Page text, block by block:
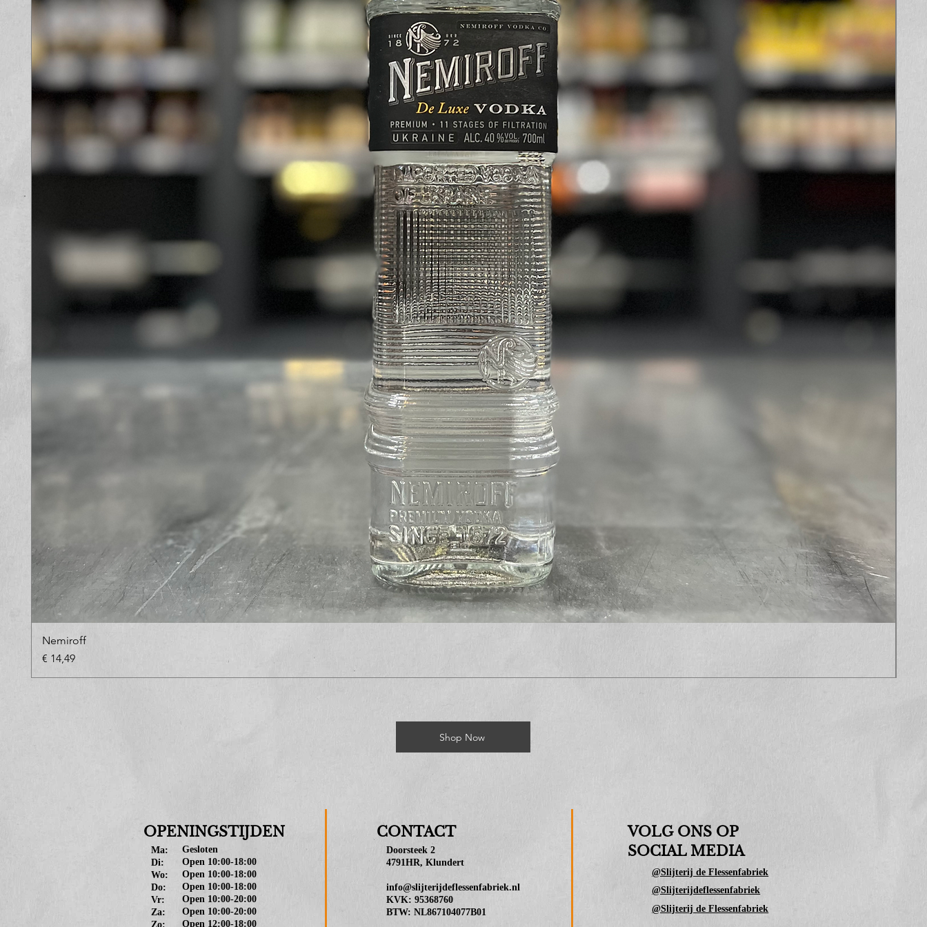
Nemiroff
Prijs
€ 14,49
Shop Now
OPENINGSTIJDEN
Ma:
Di:
Wo:
Do:
Vr:
Za:
Zo:
Gesloten
Open 10:00-18:00
Open 10:00-18:00
Open 10:00-18:00
Open 10:00-20:00
Open 10:00-20:00
Open 12:00-18:00
CONTACT
Doorsteek 2
4791HR, Klundert
info@slijterijdeflessenfabriek.nl
KVK: 95368760
BTW: NL867104077B01
VOLG ONS OP
SOCIAL MEDIA
@Slijterij de Flessenfabriek
@Slijterijdeflessenfabriek
@Slijterij de Flessenfabriek